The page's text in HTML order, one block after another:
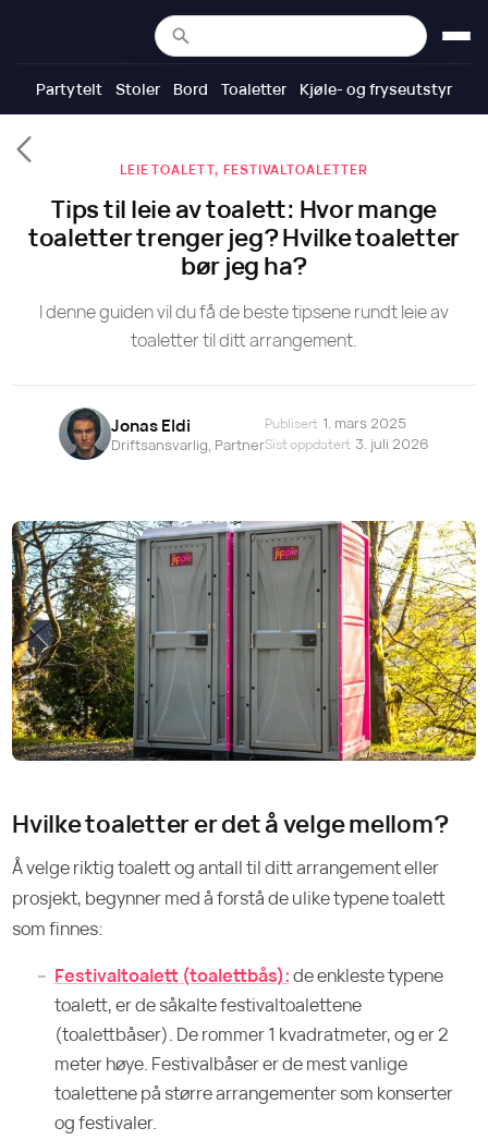
Partytelt Stoler Bord Toaletter Kjøle- og fryseutstyr
LEIE TOALETT, FESTIVALTOALETTER
Tips til leie av toalett: Hvor mange
toaletter trenger jeg? Hvilke toaletter
bør jeg ha?
I denne guiden vil du få de beste tipsene rundt leie av
toaletter til ditt arrangement.
Jonas Eldi
Driftsansvarlig, Partner
Publisert 1. mars 2025
Sist oppdatert 3. juli 2026
Hvilke toaletter er det å velge mellom?
Å velge riktig toalett og antall til ditt arrangement eller
prosjekt, begynner med å forstå de ulike typene toalett
som finnes:
Festivaltoalett (toalettbås):de enkleste typene
toalett, er de såkalte festivaltoalettene
(toalettbåser). De rommer 1 kvadratmeter, og er 2
meter høye. Festivalbåser er de mest vanlige
toalettene på større arrangementer som konserter
og festivaler.